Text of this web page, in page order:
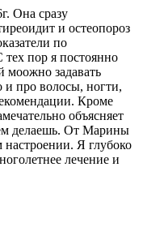
Она сразу
и остеопороз
по
тех пор я постоянно
задавать
и про волосы, ногти,
Кроме
объясняет
делаешь. От Марины
Я глубоко
лечение и